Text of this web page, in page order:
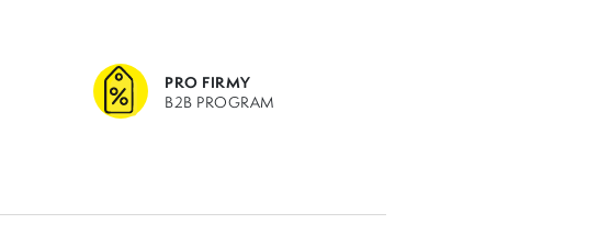
PRO FIRMY
B2B PROGRAM